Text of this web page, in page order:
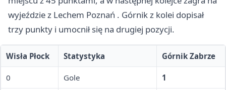
wyjeździe z Lechem Poznań . Górnik z kolei dopisał
trzy punkty i umocnił się na drugiej pozycji.
Wisła Płock Statystyka Górnik Zabrze
0 Gole 1